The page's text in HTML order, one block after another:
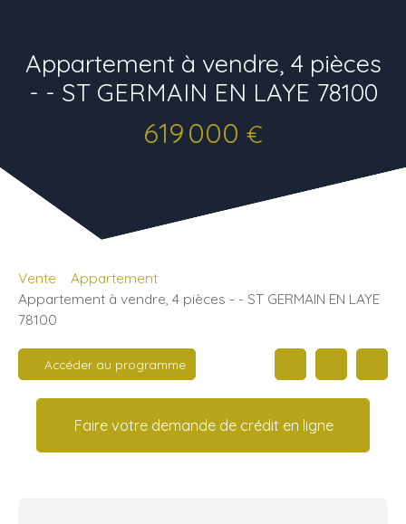
Appartement à vendre, 4 pièces
- - ST GERMAIN EN LAYE 78100
619 000 €
Vente
Appartement
Appartement à vendre, 4 pièces - - ST GERMAIN EN LAYE
78100
Accéder au programme
Faire votre demande de crédit en ligne